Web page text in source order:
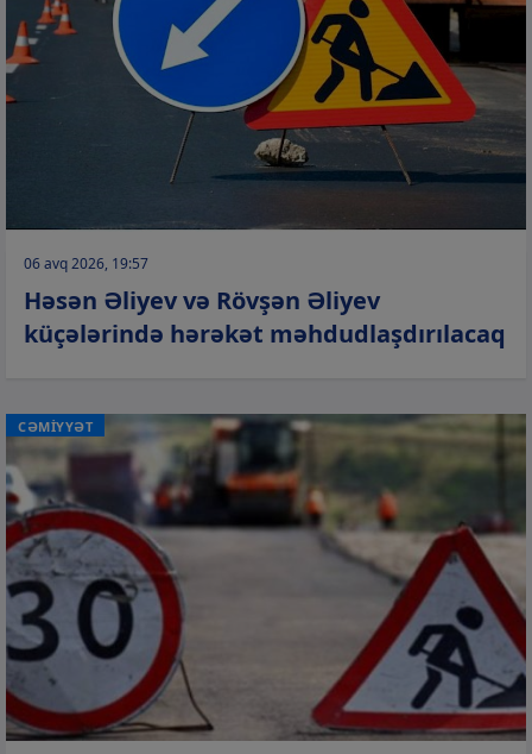
06 avq 2026, 19:57
Həsən Əliyev və Rövşən Əliyev
küçələrində hərəkət məhdudlaşdırılacaq
CƏMİYYƏT